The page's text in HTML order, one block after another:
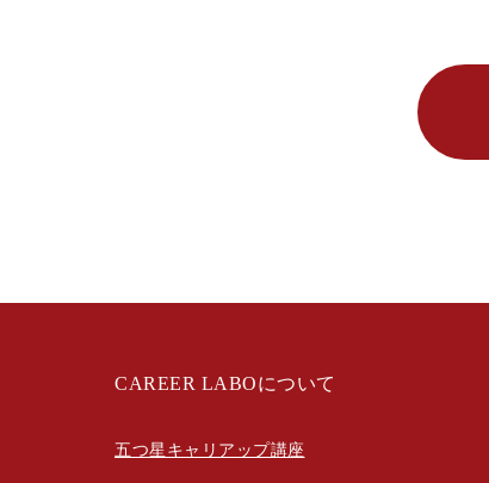
CAREER LABOについて
五つ星キャリアップ講座